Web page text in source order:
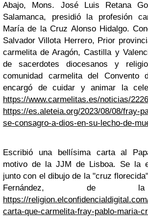
Abajo, Mons. José Luis Retana
Salamanca, presidió la profesión
María de la Cruz Alonso Hidalgo.
Salvador Villota Herrero, Prior
carmelita de Aragón, Castilla y
de sacerdotes diocesanos y
comunidad carmelita del Convento
encargó de cuidar y animar la
https://www.carmelitas.es/noticias/
https://es.aleteia.org/2023/08/08/fray-
se-consagro-a-dios-en-su-lecho-de-
Escribió una bellísima carta al
motivo de la JJM de Lisboa. Se la
junto con el dibujo de la "cruz
Fernández, de
https://
carta-que-carmelita-fray-pablo-maria-